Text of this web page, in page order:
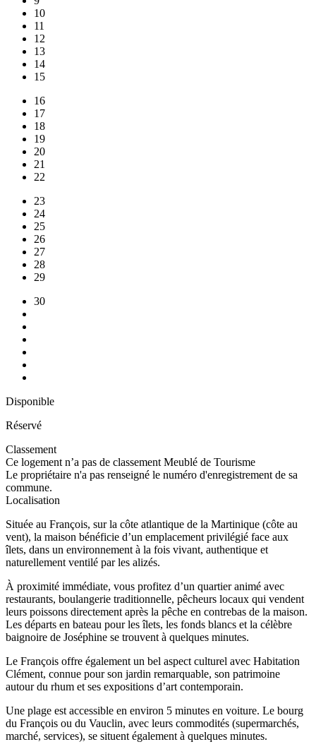
10
11
12
13
14
15
16
17
18
19
20
21
22
23
24
25
26
27
28
29
30
Disponible
Réservé
Classement
Ce logement n’a pas de classement Meublé de Tourisme
Le propriétaire n'a pas renseigné le numéro d'enregistrement de sa
commune.
Localisation
Située au François, sur la côte atlantique de la Martinique (côte au
vent), la maison bénéficie d’un emplacement privilégié face aux
îlets, dans un environnement à la fois vivant, authentique et
naturellement ventilé par les alizés.
À proximité immédiate, vous profitez d’un quartier animé avec
restaurants, boulangerie traditionnelle, pêcheurs locaux qui vendent
leurs poissons directement après la pêche en contrebas de la maison.
Les départs en bateau pour les îlets, les fonds blancs et la célèbre
baignoire de Joséphine se trouvent à quelques minutes.
Le François offre également un bel aspect culturel avec Habitation
Clément, connue pour son jardin remarquable, son patrimoine
autour du rhum et ses expositions d’art contemporain.
Une plage est accessible en environ 5 minutes en voiture. Le bourg
du François ou du Vauclin, avec leurs commodités (supermarchés,
marché, services), se situent également à quelques minutes.